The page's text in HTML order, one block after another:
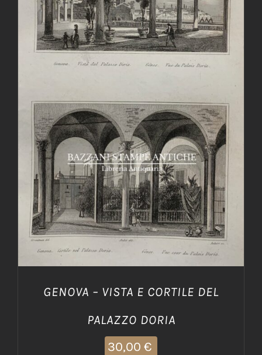
GENOVA – VISTA E CORTILE DEL
PALAZZO DORIA
30,00 €